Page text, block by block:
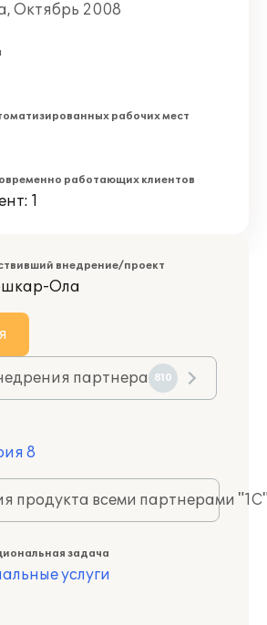
Октябрь 2008
рабочих мест
работающих клиентов
1
внедрение/проект
Ола
партнера 810
8
продукта всеми партнерами
задача
услуги